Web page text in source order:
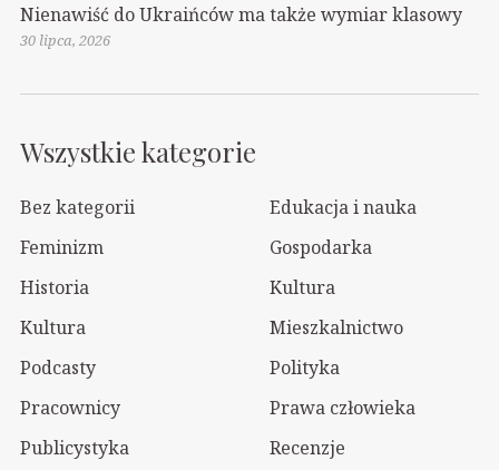
Nienawiść do Ukraińców ma także wymiar klasowy
30 lipca, 2026
Wszystkie kategorie
Bez kategorii
Edukacja i nauka
Feminizm
Gospodarka
Historia
Kultura
Kultura
Mieszkalnictwo
Podcasty
Polityka
Pracownicy
Prawa człowieka
Publicystyka
Recenzje